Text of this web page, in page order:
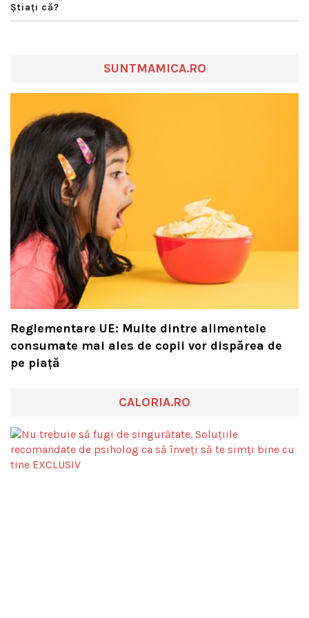
Ştiaţi că?
SUNTMAMICA.RO
Reglementare UE: Multe dintre alimentele
consumate mai ales de copii vor dispărea de
pe piață
CALORIA.RO